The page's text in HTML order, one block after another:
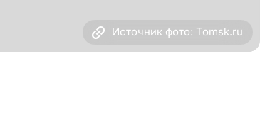
Источник фото: Tomsk.ru